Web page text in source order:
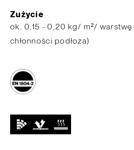
Zużycie
ok. 0,15 - 0,20 kg/ m²/ warstwę
chłonności podłoża)